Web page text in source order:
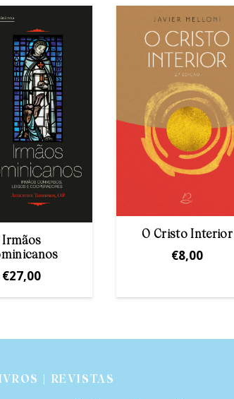
Irmãos
€27,00
O Cristo Interior
€8,00
| REVISTAS